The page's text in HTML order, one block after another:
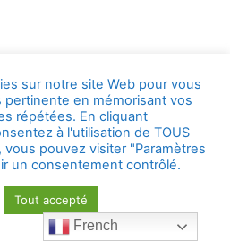
sur notre site Web pour vous
pertinente en mémorisant vos
répétées. En cliquant
à l'utilisation de TOUS
pouvez visiter "Paramètres
un consentement contrôlé.
Tout accepté
French